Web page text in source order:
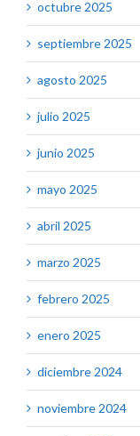
octubre 2025
septiembre 2025
agosto 2025
julio 2025
junio 2025
mayo 2025
abril 2025
marzo 2025
febrero 2025
enero 2025
diciembre 2024
noviembre 2024